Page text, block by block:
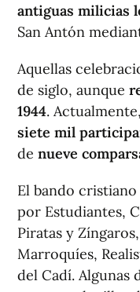
antiguas milicias
San Antón
Aquellas
de siglo, aunque
1944.
siete mil
de nueve
El bando
por Estudiantes,
Piratas y
Marroquíes,
del Cadí. Algunas